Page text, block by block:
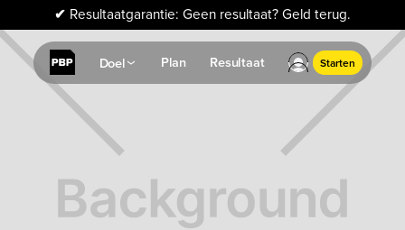
✔ Resultaatgarantie: Geen resultaat? Geld terug.
Doel Plan Resultaat Starten